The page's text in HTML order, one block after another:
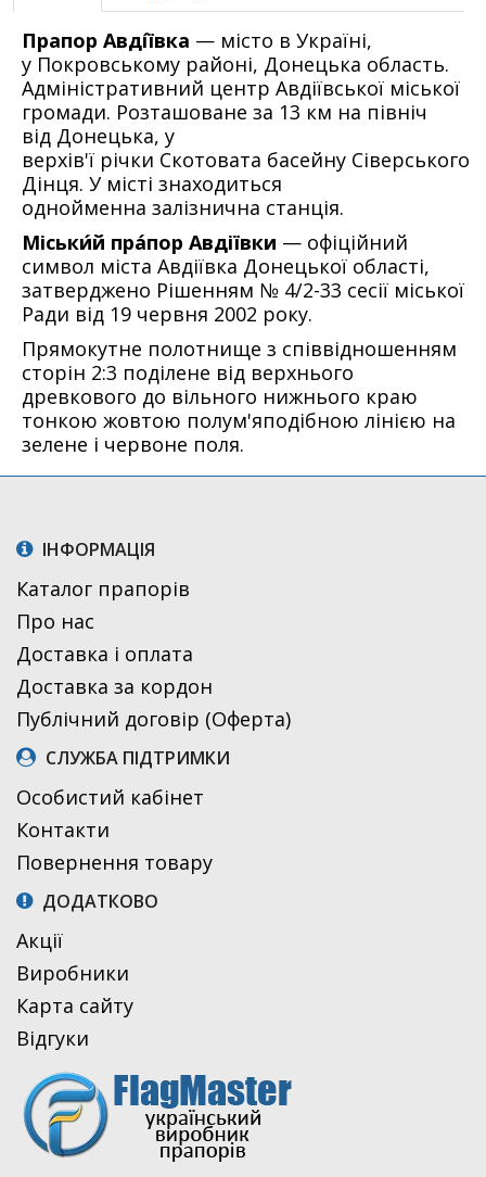
Прапор Авді́ївка — місто в Україні,
у Покровському районі, Донецька область.
Адміністративний центр Авдіївської міської
громади. Розташоване за 13 км на північ
від Донецька, у
верхів'ї річки Скотовата басейну Сіверського
Дінця. У місті знаходиться
однойменна залізнична станція.
Міськи́й пра́пор Авдіївки — офіційний
символ міста Авдіївка Донецької області,
затверджено Рішенням № 4/2-33 сесії міської
Ради від 19 червня 2002 року.
Прямокутне полотнище з співвідношенням
сторін 2:3 поділене від верхнього
древкового до вільного нижнього краю
тонкою жовтою полум'яподібною лінією на
зелене і червоне поля.
ІНФОРМАЦІЯ
Каталог прапорів
Про нас
Доставка і оплата
Доставка за кордон
Публічний договір (Оферта)
СЛУЖБА ПІДТРИМКИ
Особистий кабінет
Контакти
Повернення товару
ДОДАТКОВО
Акції
Виробники
Карта сайту
Відгуки